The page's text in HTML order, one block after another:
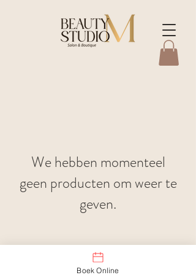
We hebben momenteel
geen producten om weer te
geven.
Boek Online